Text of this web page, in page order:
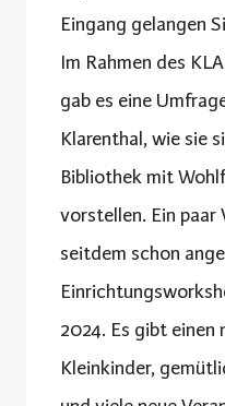
Eingang gelangen
Im Rahmen des
gab es eine
Klarenthal, wie sie
Bibliothek mit
vorstellen. Ein paar
seitdem schon
2024. Es gibt einen
Kleinkinder,